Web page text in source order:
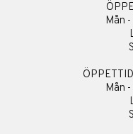
Mån
Mån